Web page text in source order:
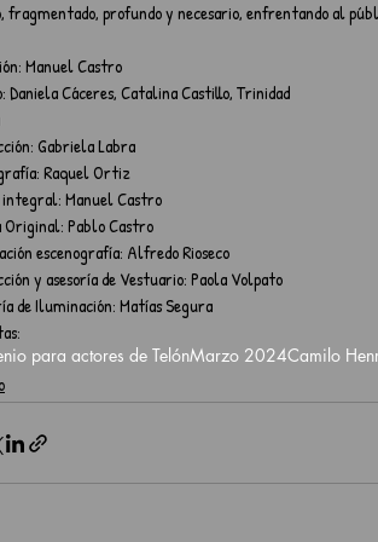
fragmentado, profundo y necesario, enfrentando al
Manuel Castro
Daniela Cáceres, Catalina Castillo, Trinidad
Gabriela Labra
Raquel Ortiz
integral: Manuel Castro
Original: Pablo Castro
escenografía: Alfredo Rioseco
y asesoría de Vestuario: Paola Volpato
de Iluminación: Matías Segura
para actores de TelónMarzo 2024Camilo